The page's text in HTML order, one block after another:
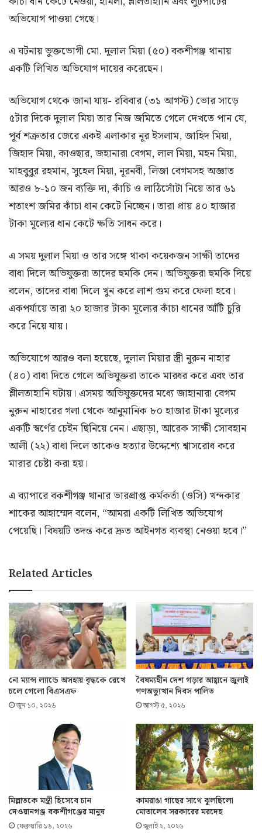
অভিযোগ পাওয়া গেছে।
এ ঘটনায় ভুক্তভোগী মো. দুলাল মিয়া (৫০) বকশীগঞ্জ থানায়
একটি লিখিত অভিযোগ দায়ের করেছেন।
অভিযোগ থেকে জানা যায়- রবিবার (৩১ আগস্ট) ভোর সাড়ে
৫টার দিকে দুলাল মিয়া তার নিজ জমিতে গেলে দেখতে পান যে,
পূর্ব শত্রুতার জেরে একই এলাকার নূর ইসলাম, জাহিদ মিয়া,
জিহাদ মিয়া, কাওছার, জহানারা বেগম, লাল মিয়া, মহন মিয়া,
মাহবুবুর রহমান, সুহেল মিয়া, নূরনবী, লিজা বেগমসহ অজ্ঞাত
আরও ৮-১০ জন ব্যক্তি দা, কাঁচি ও লাঠিসোঁটা নিয়ে তার ৬১
শতাংশ জমির কাঁচা ধান কেটে নিচ্ছেন। তারা প্রায় ৪০ হাজার
টাকা মূল্যের ধান কেটে ক্ষতি সাধন করে।
এ সময় দুলাল মিয়া ও তার সঙ্গে থাকা কয়েকজন সাক্ষী তাদের
বাধা দিলে অভিযুক্তরা তাদের হুমকি দেন। অভিযুক্তরা হুমকি দিয়ে
বলেন, তাদের বাধা দিলে খুন করে লাশ গুম করে ফেলা হবে।
একপর্যায়ে তারা ২০ হাজার টাকা মূল্যের কাঁচা ধানের আঁটি চুরি
করে নিয়ে যায়।
অভিযোগে আরও বলা হয়েছে, দুলাল মিয়ার স্ত্রী নুরুন নাহার
(৪০) বাধা দিতে গেলে অভিযুক্তরা তাকে মারধর করে এবং তার
শ্লীলতাহানি ঘটায়। এসময় অভিযুক্তদের মধ্যে জাহানারা বেগম
নুরুন নাহারের গলা থেকে আনুমানিক ৮০ হাজার টাকা মূল্যের
একটি স্বর্ণের চেইন ছিনিয়ে নেন। এছাড়া, আরেক সাক্ষী সোবহান
আলী (২২) বাধা দিলে তাকেও হত্যার উদ্দেশ্যে শ্বাসরোধ করে
মারার চেষ্টা করা হয়।
এ ব্যাপারে বকশীগঞ্জ থানার ভারপ্রাপ্ত কর্মকর্তা (ওসি) খন্দকার
শাকের আহাম্মেদ বলেন, “আমরা একটি লিখিত অভিযোগ
পেয়েছি। বিষয়টি তদন্ত করে দ্রুত আইনগত ব্যবস্থা নেওয়া হবে।”
Related Articles
নো ম্যান্স ল্যান্ডে অসহায় বৃদ্ধকে রেখে
চলে গেলো বিএসএফ
জুন ১০, ২০২৬
বৈষম্যহীন দেশ গড়ার আহ্বানে জুলাই
গণঅভ্যুত্থান দিবস পালিত
আগস্ট ৫, ২০২৬
মিল্লাতকে মন্ত্রী হিসেবে চান
দেওয়ানগঞ্জ বকশীগঞ্জের মানুষ
ফেব্রুয়ারি ১৬, ২০২৬
কামরাঙা গাছের সাথে ঝুলছিলো
মোতালেব সরকারের মরদেহ
জুলাই ২, ২০২৬